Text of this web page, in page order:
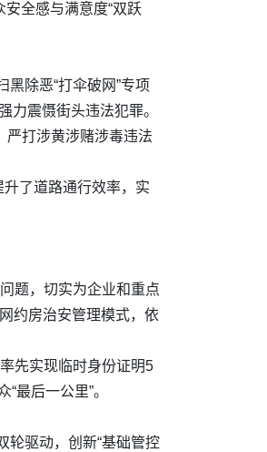
安全感与满意度“双跃
除恶“打伞破网”专项
力震慑街头违法犯罪。
严打涉黄涉赌涉毒违法
了道路通行效率，实
题，切实为企业和重点
约房治安管理模式，依
先实现临时身份证明5
最后一公里”。
轮驱动，创新“基础管控